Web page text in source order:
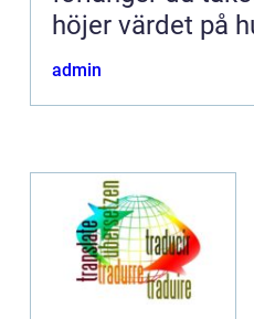
höjer värdet på
admin